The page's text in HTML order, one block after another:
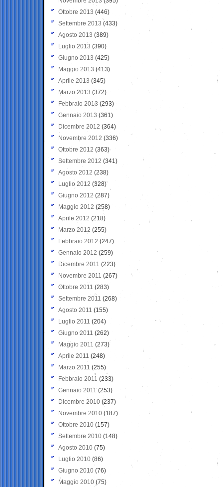
Ottobre 2013 (446)
Settembre 2013 (433)
Agosto 2013 (389)
Luglio 2013 (390)
Giugno 2013 (425)
Maggio 2013 (413)
Aprile 2013 (345)
Marzo 2013 (372)
Febbraio 2013 (293)
Gennaio 2013 (361)
Dicembre 2012 (364)
Novembre 2012 (336)
Ottobre 2012 (363)
Settembre 2012 (341)
Agosto 2012 (238)
Luglio 2012 (328)
Giugno 2012 (287)
Maggio 2012 (258)
Aprile 2012 (218)
Marzo 2012 (255)
Febbraio 2012 (247)
Gennaio 2012 (259)
Dicembre 2011 (223)
Novembre 2011 (267)
Ottobre 2011 (283)
Settembre 2011 (268)
Agosto 2011 (155)
Luglio 2011 (204)
Giugno 2011 (262)
Maggio 2011 (273)
Aprile 2011 (248)
Marzo 2011 (255)
Febbraio 2011 (233)
Gennaio 2011 (253)
Dicembre 2010 (237)
Novembre 2010 (187)
Ottobre 2010 (157)
Settembre 2010 (148)
Agosto 2010 (75)
Luglio 2010 (86)
Giugno 2010 (76)
Maggio 2010 (75)